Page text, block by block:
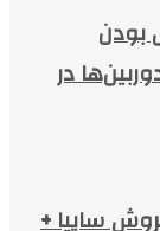
بودن
در
سایپا +